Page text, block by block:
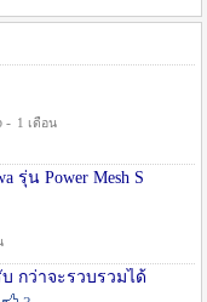
- 1 เดือน
รุ่น Power Mesh S
กว่าจะรวบรวมได้